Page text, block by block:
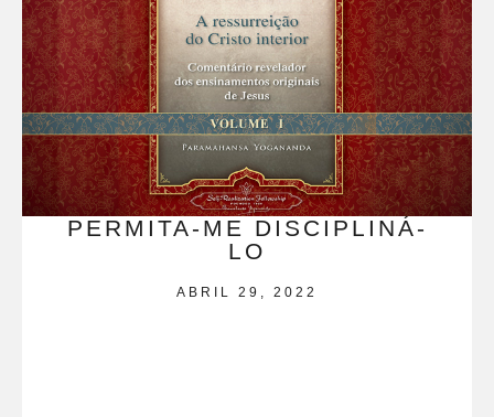
PERMITA-ME DISCIPLINÁ-
LO
ABRIL 29, 2022